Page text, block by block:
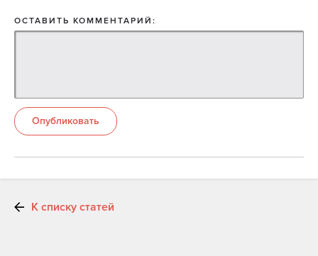
ОСТАВИТЬ КОММЕНТАРИЙ:
Опубликовать
К списку статей